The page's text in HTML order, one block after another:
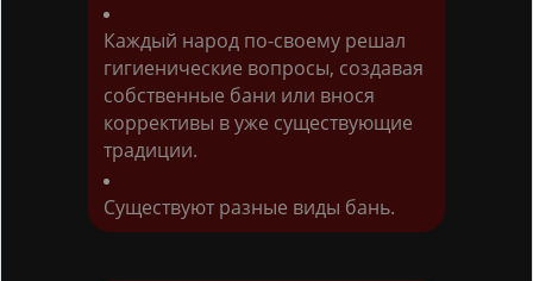
Каждый народ по-своему решал
гигиенические вопросы, создавая
собственные бани или внося
коррективы в уже существующие
традиции.
Существуют разные виды бань.